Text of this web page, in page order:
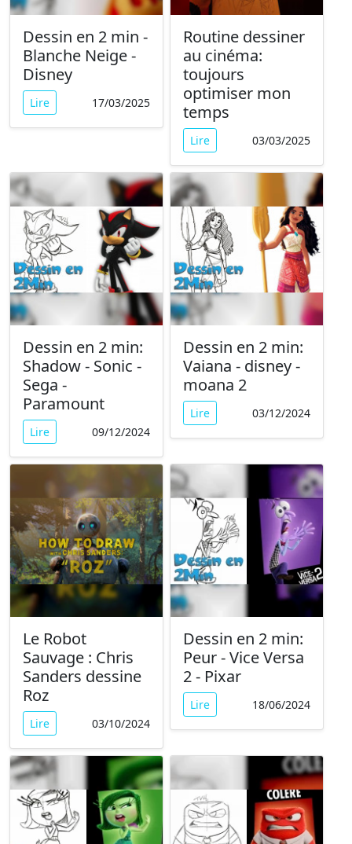
Dessin en 2 min -
Blanche Neige -
Disney
Lire 17/03/2025
Routine dessiner
au cinéma:
toujours
optimiser mon
temps
Lire 03/03/2025
Dessin en 2 min:
Shadow - Sonic -
Sega -
Paramount
Lire 09/12/2024
Dessin en 2 min:
Vaiana - disney -
moana 2
Lire 03/12/2024
Le Robot
Sauvage : Chris
Sanders dessine
Roz
Lire 03/10/2024
Dessin en 2 min:
Peur - Vice Versa
2 - Pixar
Lire 18/06/2024